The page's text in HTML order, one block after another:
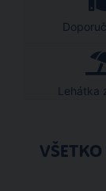
Lehátka
VŠETKO